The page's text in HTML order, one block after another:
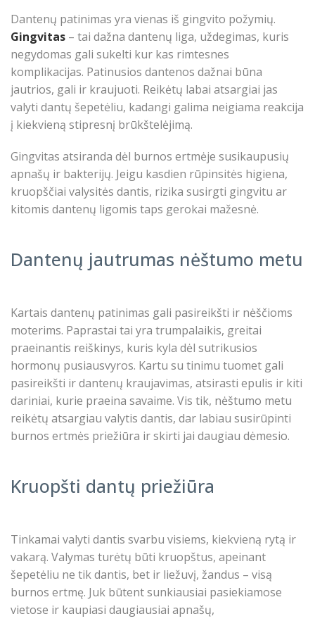
Dantenų patinimas yra vienas iš gingvito požymių.
Gingvitas – tai dažna dantenų liga, uždegimas, kuris
negydomas gali sukelti kur kas rimtesnes
komplikacijas. Patinusios dantenos dažnai būna
jautrios, gali ir kraujuoti. Reikėtų labai atsargiai jas
valyti dantų šepetėliu, kadangi galima neigiama reakcija
į kiekvieną stipresnį brūkštelėjimą.
Gingvitas atsiranda dėl burnos ertmėje susikaupusių
apnašų ir bakterijų. Jeigu kasdien rūpinsitės higiena,
kruopščiai valysitės dantis, rizika susirgti gingvitu ar
kitomis dantenų ligomis taps gerokai mažesnė.
Dantenų jautrumas nėštumo metu
Kartais dantenų patinimas gali pasireikšti ir nėščioms
moterims. Paprastai tai yra trumpalaikis, greitai
praeinantis reiškinys, kuris kyla dėl sutrikusios
hormonų pusiausvyros. Kartu su tinimu tuomet gali
pasireikšti ir dantenų kraujavimas, atsirasti epulis ir kiti
dariniai, kurie praeina savaime. Vis tik, nėštumo metu
reikėtų atsargiau valytis dantis, dar labiau susirūpinti
burnos ertmės priežiūra ir skirti jai daugiau dėmesio.
Kruopšti dantų priežiūra
Tinkamai valyti dantis svarbu visiems, kiekvieną rytą ir
vakarą. Valymas turėtų būti kruopštus, apeinant
šepetėliu ne tik dantis, bet ir liežuvį, žandus – visą
burnos ertmę. Juk būtent sunkiausiai pasiekiamose
vietose ir kaupiasi daugiausiai apnašų,